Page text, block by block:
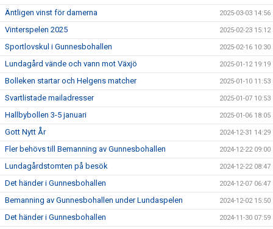
Äntligen vinst för damerna 2025-03-03 14:56
Vinterspelen 2025 2025-02-23 15:12
Sportlovskul i Gunnesbohallen 2025-02-16 10:30
Lundagård vände och vann mot Växjö 2025-01-12 19:19
Bolleken startar och Helgens matcher 2025-01-10 11:53
Svartlistade mailadresser 2025-01-07 10:53
Hallbybollen 3-5 januari 2025-01-06 18:05
Gott Nytt År 2024-12-31 14:29
Fler behövs till Bemanning av Gunnesbohallen 2024-12-22 09:00
Lundagårdstomten på besök 2024-12-22 08:47
Det händer i Gunnesbohallen 2024-12-07 06:47
Bemanning av Gunnesbohallen under Lundaspelen 2024-12-02 15:50
Det händer i Gunnesbohallen 2024-11-30 07:59